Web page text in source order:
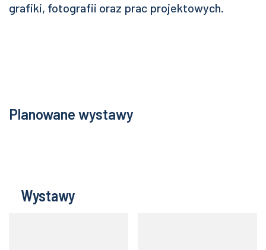
grafiki, fotografii oraz prac projektowych.
Planowane wystawy
Wystawy